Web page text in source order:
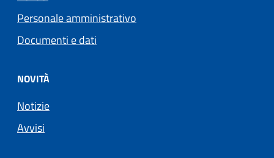
Personale amministrativo
Documenti e dati
NOVITÀ
Notizie
Avvisi